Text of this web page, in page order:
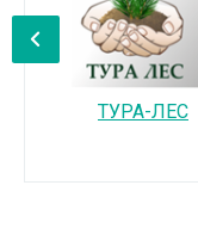
ТУРА-ЛЕС